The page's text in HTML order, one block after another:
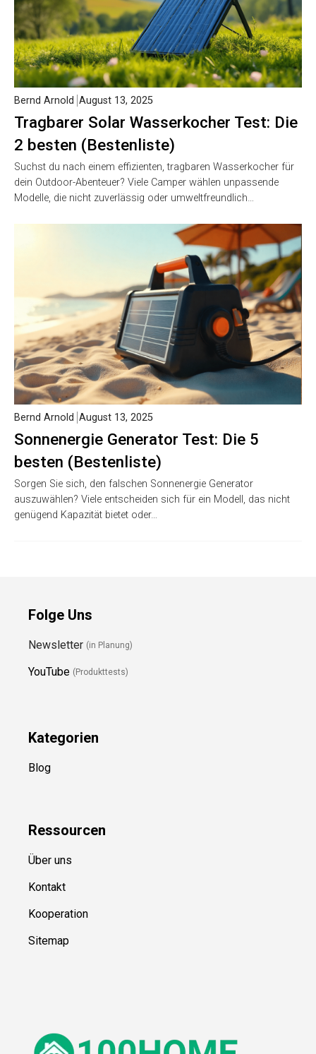
Tragbarer Solar Wasserkocher Test: Die
2 besten (Bestenliste)
Bernd Arnold August 13, 2025
Suchst du nach einem effizienten, tragbaren Wasserkocher für
dein Outdoor-Abenteuer? Viele Camper wählen unpassende
Modelle, die nicht zuverlässig oder umweltfreundlich…
Sonnenergie Generator Test: Die 5
besten (Bestenliste)
Bernd Arnold August 13, 2025
Sorgen Sie sich, den falschen Sonnenergie Generator
auszuwählen? Viele entscheiden sich für ein Modell, das nicht
genügend Kapazität bietet oder…
Folge Uns
Newsletter (in Planung)
YouTube (Produkttests)
Kategorien
Blog
Ressourcen
Über uns
Kontakt
Kooperation
Sitemap